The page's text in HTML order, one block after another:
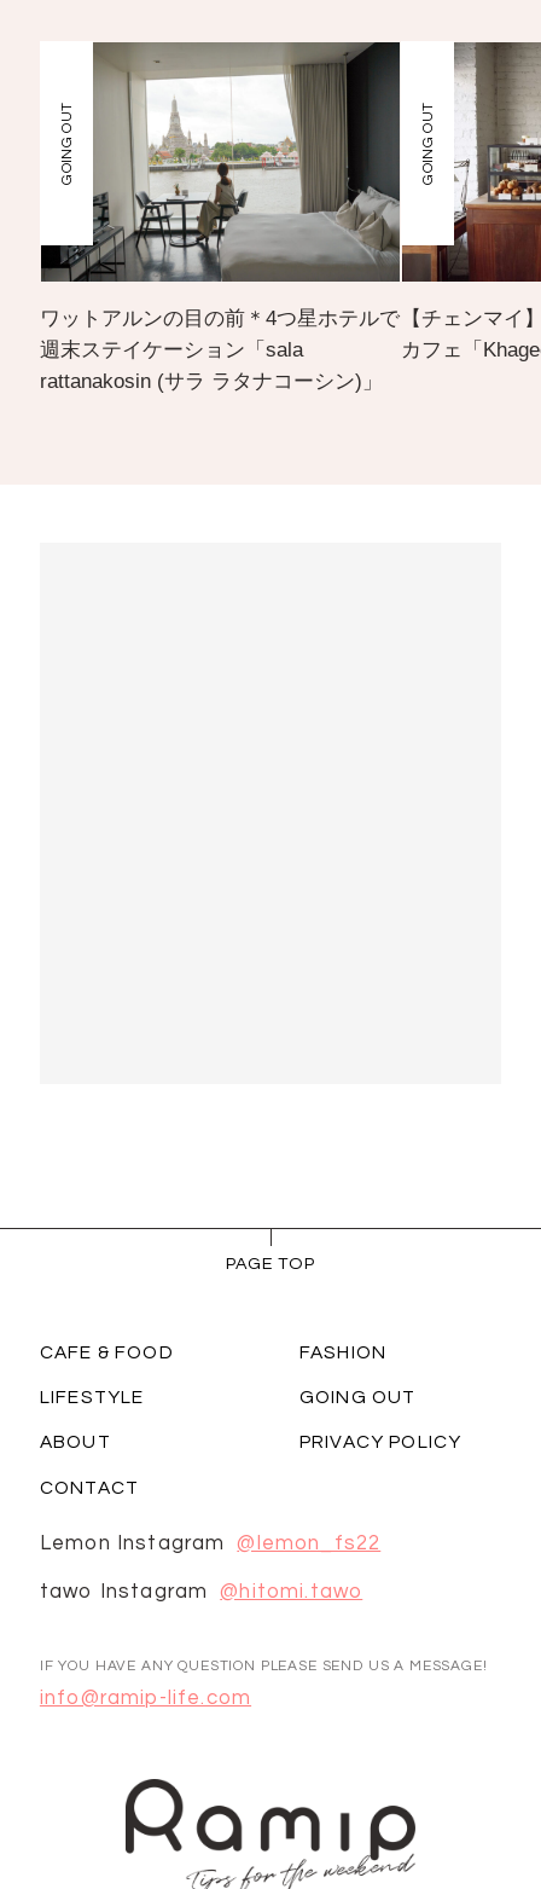
GOING OUT
ワットアルンの目の前＊4つ星ホテルで
週末ステイケーション「sala
rattanakosin (サラ ラタナコーシン)」
GOING OUT
【チェンマイ
カフェ「
PAGE TOP
CAFE & FOOD FASHION
LIFESTYLE GOING OUT
ABOUT PRIVACY POLICY
CONTACT
Lemon Instagram @lemon_fs22
tawo Instagram @hitomi.tawo
IF YOU HAVE ANY QUESTION PLEASE SEND US A MESSAGE!
info@ramip-life.com